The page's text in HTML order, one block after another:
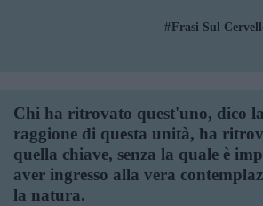
Frasi Sul
Chi ha ritrovato quest'uno, dico la
raggione di questa unità, ha
quella chiave, senza la quale è
aver ingresso alla vera
la natura.